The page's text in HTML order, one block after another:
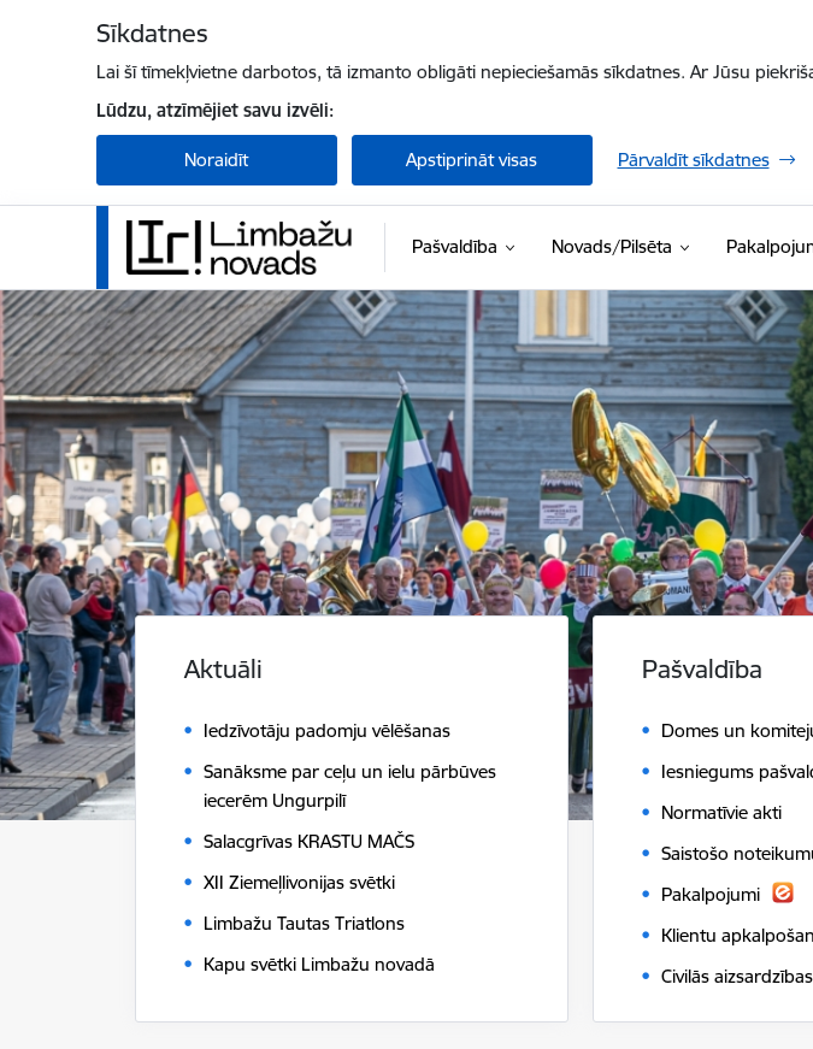
Sīkdatnes
Lai šī tīmekļvietne darbotos, tā izmanto obligāti nepieciešamās sīkdatnes. Ar Jūsu
Lūdzu, atzīmējiet savu izvēli:
Noraidīt Apstiprināt visas Pārvaldīt sīkdatnes
Pašvaldība Novads/Pilsēta
Limbažu novada pašvaldība
Aktuāli
Iedzīvotāju padomju vēlēšanas
Sanāksme par ceļu un ielu pārbūves
iecerēm Ungurpilī
Salacgrīvas KRASTU MAČS
XII Ziemeļlivonijas svētki
Limbažu Tautas Triatlons
Kapu svētki Limbažu novadā
Pašvaldība
Domes un
Iesniegums
Normatīvie akti
Saistošo
Pakalpojumi
Klientu
Civilās